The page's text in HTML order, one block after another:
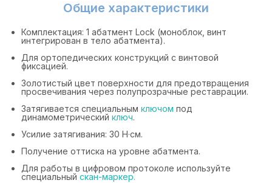
Общие характеристики
Комплектация: 1 абатмент Lock (моноблок, винт
интегрирован в тело абатмента).
Для ортопедических конструкций с винтовой
фиксацией.
Золотистый цвет поверхности для предотвращения
просвечивания через полупрозрачные реставрации.
Затягивается специальным ключом под
динамометрический ключ.
Усилие затягивания: 30 Н·см.
Получение оттиска на уровне абатмента.
Для работы в цифровом протоколе используйте
специальный скан-маркер.